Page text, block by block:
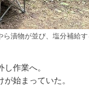
ら漬物が並び、塩分補給
作業へ。
始まっていた。